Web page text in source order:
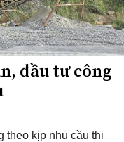
đầu tư công
theo kịp nhu cầu thi